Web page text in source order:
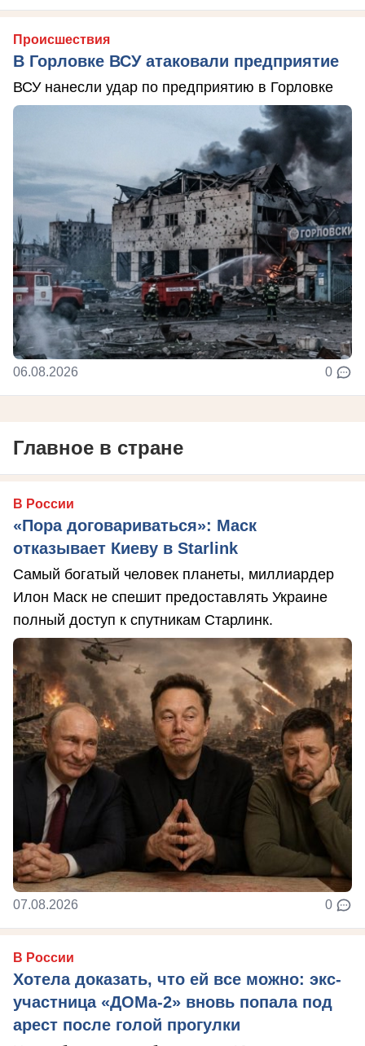
Происшествия
В Горловке ВСУ атаковали предприятие
ВСУ нанесли удар по предприятию в Горловке
06.08.2026 0
Главное в стране
В России
«Пора договариваться»: Маск
отказывает Киеву в Starlink
Самый богатый человек планеты, миллиардер
Илон Маск не спешит предоставлять Украине
полный доступ к спутникам Старлинк.
07.08.2026 0
В России
Хотела доказать, что ей все можно: экс-
участница «ДОМа-2» вновь попала под
арест после голой прогулки